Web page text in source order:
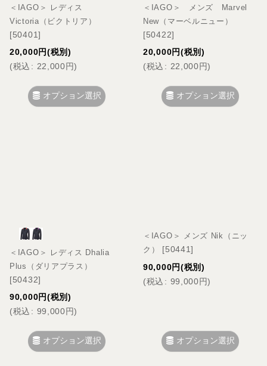
＜IAGO＞ レディス
Victoria（ビクトリア）
[50401]
20,000円(税別)
(税込 : 22,000円)
オプション選択
＜IAGO＞ メンズ Marvel
New（マーベルニュー）
[50422]
20,000円(税別)
(税込 : 22,000円)
オプション選択
＜IAGO＞ レディス Dhalia
Plus（ダリアプラス）
[50432]
90,000円(税別)
(税込 : 99,000円)
オプション選択
＜IAGO＞ メンズ Nik（ニッ
ク）
[50441]
90,000円(税別)
(税込 : 99,000円)
オプション選択